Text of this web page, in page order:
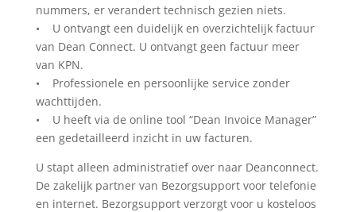
nummers, er verandert technisch gezien niets.
• U ontvangt een duidelijk en overzichtelijk factuur
van Dean Connect. U ontvangt geen factuur meer
van KPN.
• Professionele en persoonlijke service zonder
wachttijden.
• U heeft via de online tool “Dean Invoice Manager”
een gedetailleerd inzicht in uw facturen.
U stapt alleen administratief over naar Deanconnect.
De zakelijk partner van Bezorgsupport voor telefonie
en internet. Bezorgsupport verzorgt voor u kosteloos